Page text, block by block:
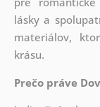
lásky a
materiálov,
krásu.
Prečo práve